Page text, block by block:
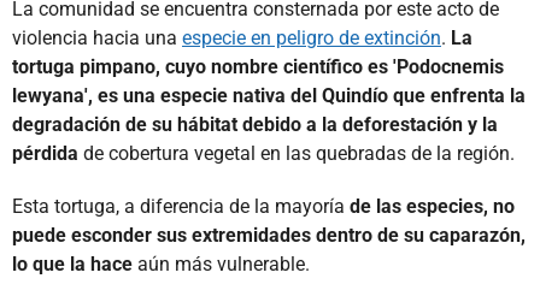
La comunidad se encuentra consternada por este acto de
violencia hacia una especie en peligro de extinción. La
tortuga pimpano, cuyo nombre científico es 'Podocnemis
lewyana', es una especie nativa del Quindío que enfrenta la
degradación de su hábitat debido a la deforestación y la
pérdida de cobertura vegetal en las quebradas de la región.
Esta tortuga, a diferencia de la mayoría de las especies, no
puede esconder sus extremidades dentro de su caparazón,
lo que la hace aún más vulnerable.